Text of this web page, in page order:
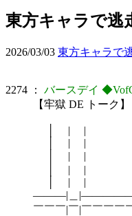
東方キャラで逃
2026/03/03 東方キャラで
2274 ： バースデイ
【牢獄 DE トーク】
│ |
│ |
│ | |
│ |
│ |
―――|＿
￣￣￣|￣|￣￣￣￣